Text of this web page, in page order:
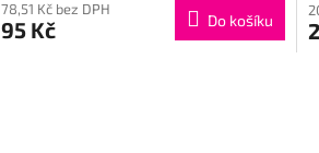
produktu
je
78,51 Kč bez DPH
95 Kč Do košíku